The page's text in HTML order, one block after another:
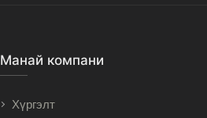
Манай компани
Хүргэлт